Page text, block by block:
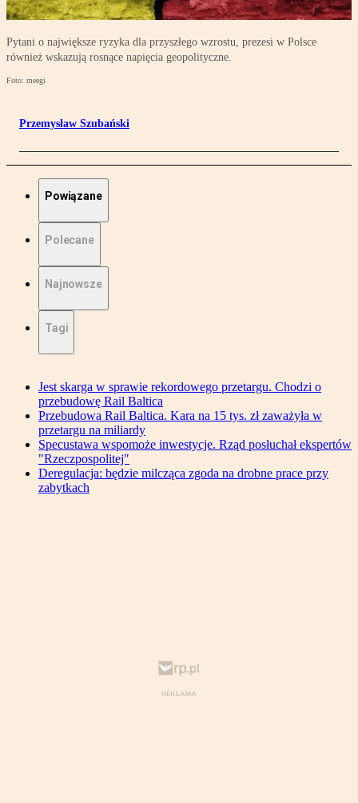
Pytani o największe ryzyka dla przyszłego wzrostu, prezesi w Polsce
również wskazują rosnące napięcia geopolityczne.
Foto: meegi
Przemysław Szubański
Powiązane
Polecane
Najnowsze
Tagi
Jest skarga w sprawie rekordowego przetargu. Chodzi o
przebudowę Rail Baltica
Przebudowa Rail Baltica. Kara na 15 tys. zł zaważyła w
przetargu na miliardy
Specustawa wspomoże inwestycje. Rząd posłuchał ekspertów
"Rzeczpospolitej"
Deregulacja: będzie milcząca zgoda na drobne prace przy
zabytkach